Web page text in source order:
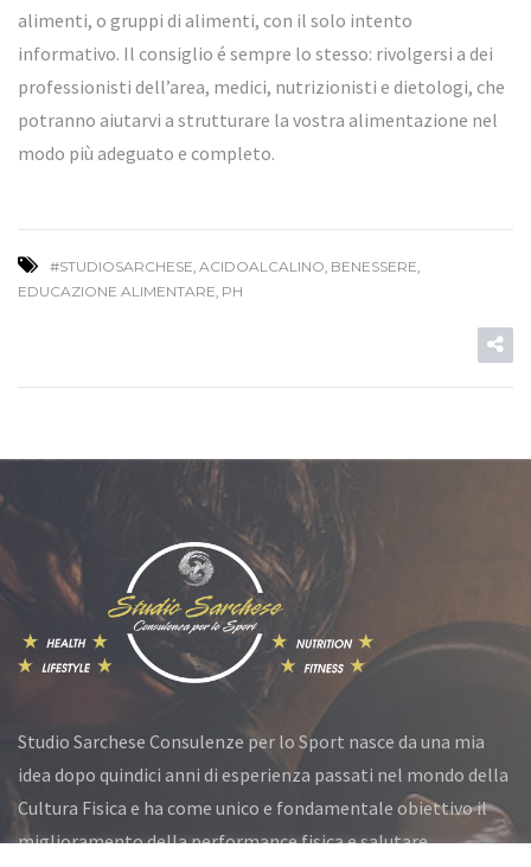
alimenti, o gruppi di alimenti, con il solo intento
informativo. Il consiglio é sempre lo stesso: rivolgersi a dei
professionisti dell’area, medici, nutrizionisti e dietologi, che
potranno aiutarvi a strutturare la vostra alimentazione nel
modo più adeguato e completo.
#STUDIOSARCHESE ACIDOALCALINO BENESSERE
EDUCAZIONE ALIMENTARE PH
Studio Sarchese Consulenze per lo Sport nasce da una mia
idea dopo quindici anni di esperienza passati nel mondo della
Cultura Fisica e ha come unico e fondamentale obiettivo il
miglioramento della performance fisica e salutare.